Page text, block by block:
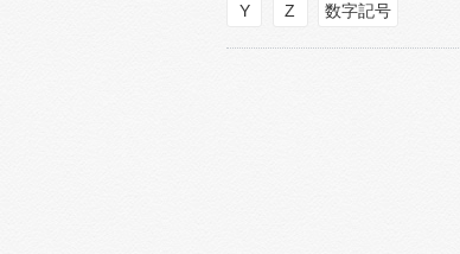
Y Z 数字記号